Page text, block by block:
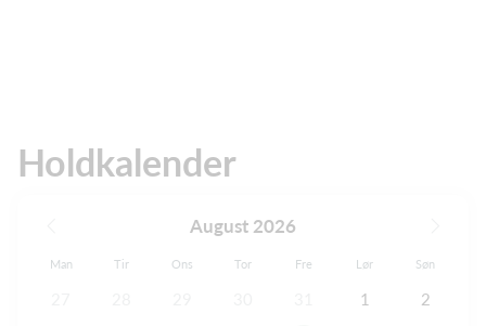
Holdkalender
August 2026
Man Tir Ons Tor Fre Lør Søn
1 2